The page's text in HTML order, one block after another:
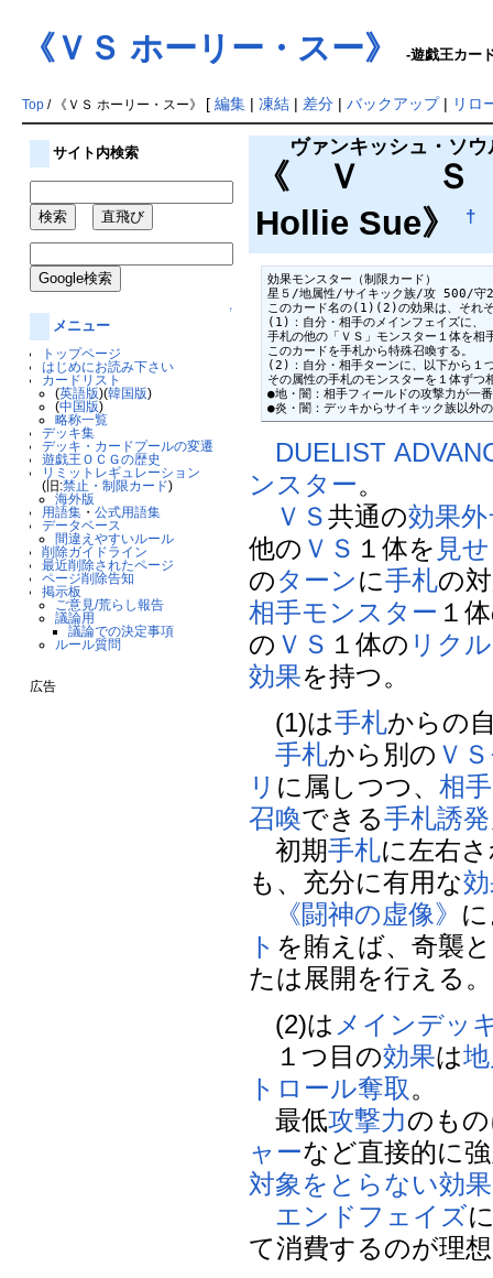
《ＶＳ ホーリー・スー》 -遊戯王カー
Top/ 《ＶＳ ホーリー・スー》 [ 編集| 凍結| 差分| バックアップ| リロ
サイト内検索
↑
メニュー
トップページ
はじめにお読み下さい
カードリスト
(英語版)(韓国版)
(中国版)
略称一覧
デッキ集
デッキ・カードプールの変遷
遊戯王ＯＣＧの歴史
リミットレギュレーション
(旧:禁止・制限カード)
海外版
用語集 ・公式用語集
データベース
間違えやすいルール
削除ガイドライン
最近削除されたページ
ページ削除告知
掲示板
ご意見/荒らし報告
議論用
議論での決定事項
ルール質問
広告
《 ＶＳ
ヴァンキッシュ・ソウ
Hollie Sue》 †
効果モンスター（制限カード）
星５/地属性/サイキック族/攻 500/守
このカード名の(1)(2)の効果は、それぞ
(1)：自分・相手のメインフェイズに、
手札の他の「ＶＳ」モンスター１体を相
このカードを手札から特殊召喚する。
(2)：自分・相手ターンに、以下から１
その属性の手札のモンスターを１体ずつ
●地・闇：相手フィールドの攻撃力が一
●炎・闇：デッキからサイキック族以外
DUELIST
ンスター。
ＶＳ共通の効果
他の ＶＳ １体を 見
のターンに手札の
相手モンスター １
の ＶＳ １体の リク
効果を持つ。
(1)は手札からの
手札から別の ＶＳ
リ に属しつつ、相手
召喚できる手札誘発
初期手札に左右
も、充分に有用な
《闘神の虚像》
ト を賄えば、奇襲
たは展開を行える。
(2)は メインデッ
１つ目の効果は
トロール奪取。
最低攻撃力のも
ャーなど直接的に
対象をとらない効果
エンドフェイズ
て消費するのが理